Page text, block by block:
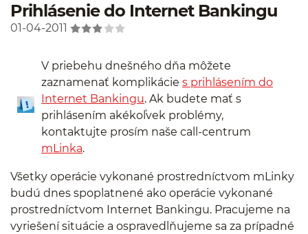
Prihlásenie do Internet Bankingu
01-04-2011
V priebehu dnešného dňa môžete
zaznamenať komplikácie s prihlásením do
Internet Bankingu. Ak budete mať s
prihlásením akékoľvek problémy,
kontaktujte prosím naše call-centrum
mLinka.
Všetky operácie vykonané prostredníctvom mLinky
budú dnes spoplatnené ako operácie vykonané
prostredníctvom Internet Bankingu. Pracujeme na
vyriešení situácie a ospravedlňujeme sa za prípadné